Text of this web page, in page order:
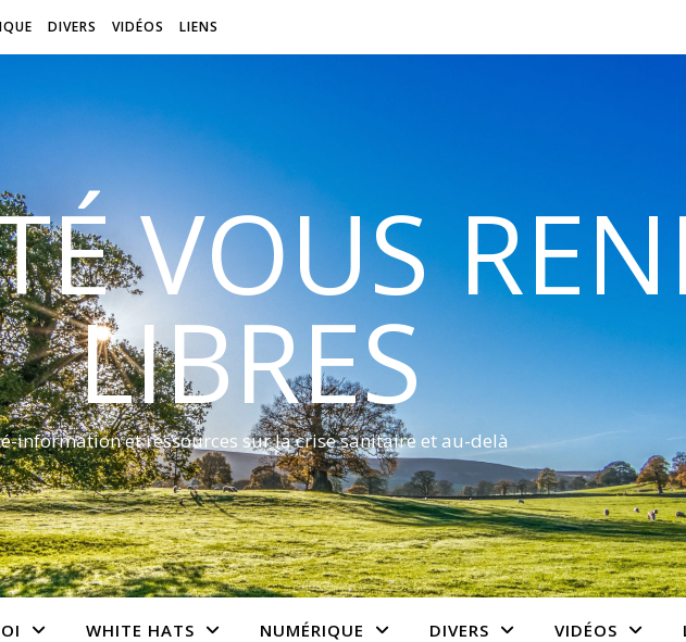
DIVERS VIDÉOS LIENS
VOUS
LIBRES
information et ressources sur la crise sanitaire et au-delà
WHITE HATS NUMÉRIQUE DIVERS VIDÉOS